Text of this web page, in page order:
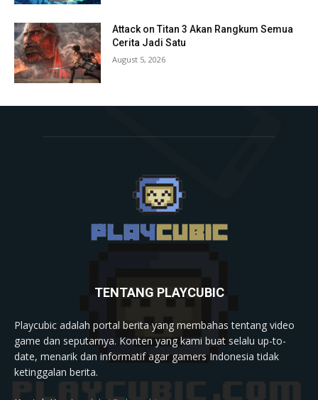
Attack on Titan 3 Akan Rangkum Semua
Cerita Jadi Satu
August 5, 2026
TENTANG PLAYCUBIC
Playcubic adalah portal berita yang membahas tentang video
game dan seputarnya. Konten yang kami buat selalu up-to-
date, menarik dan informatif agar gamers Indonesia tidak
ketinggalan berita.